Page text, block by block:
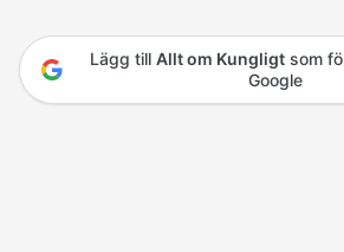
Lägg till Allt om Kungligtsom
Google